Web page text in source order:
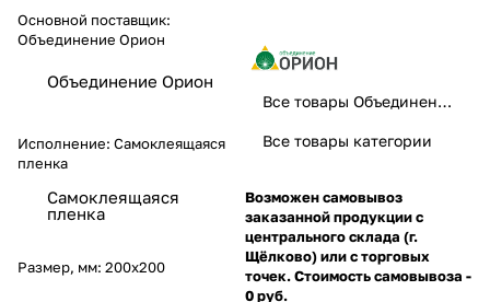
Основной поставщик:
Объединение Орион
Объединение Орион
Исполнение: Самоклеящаяся
пленка
Самоклеящаяся
пленка
Размер, мм: 200х200
Все товары Объединение Орион
Все товары категории
Возможен самовывоз
заказанной продукции с
центрального склада (г.
Щёлково) или с торговых
точек. Стоимость самовывоза -
0 руб.